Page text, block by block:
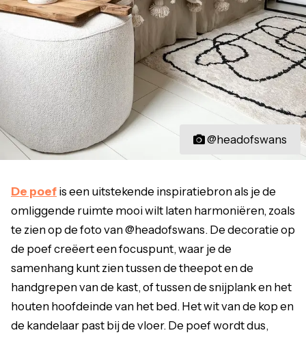
@headofswans
De poef is een uitstekende inspiratiebron als je de
omliggende ruimte mooi wilt laten harmoniëren, zoals
te zien op de foto van @headofswans. De decoratie op
de poef creëert een focuspunt, waar je de
samenhang kunt zien tussen de theepot en de
handgrepen van de kast, of tussen de snijplank en het
houten hoofdeinde van het bed. Het wit van de kop en
de kandelaar past bij de vloer. De poef wordt dus,